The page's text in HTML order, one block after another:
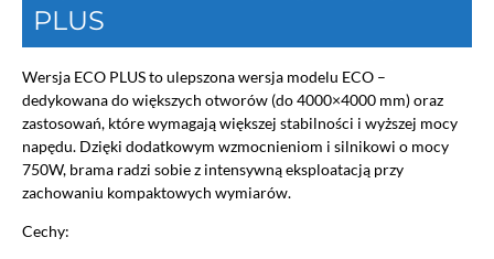
PLUS
Wersja ECO PLUS to ulepszona wersja modelu ECO –
dedykowana do większych otworów (do 4000×4000 mm) oraz
zastosowań, które wymagają większej stabilności i wyższej mocy
napędu. Dzięki dodatkowym wzmocnieniom i silnikowi o mocy
750W, brama radzi sobie z intensywną eksploatacją przy
zachowaniu kompaktowych wymiarów.
Cechy: